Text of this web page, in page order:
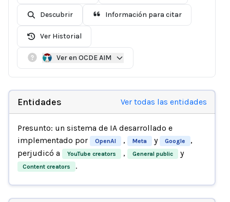
Descubrir Información para citar
Ver Historial
Ver en OCDE AIM
Entidades Ver todas las entidades
Presunto: un sistema de IA desarrollado e
implementado por
OpenAI , Meta y Google
,
perjudicó a
YouTube creators , General public y
Content creators .